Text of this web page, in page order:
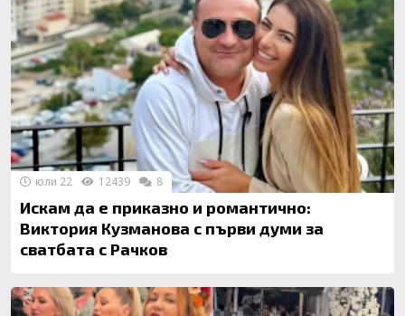
Искам да е приказно и романтично:
Виктория Кузманова с първи думи за
сватбата с Рачков
юли 22 12439 8